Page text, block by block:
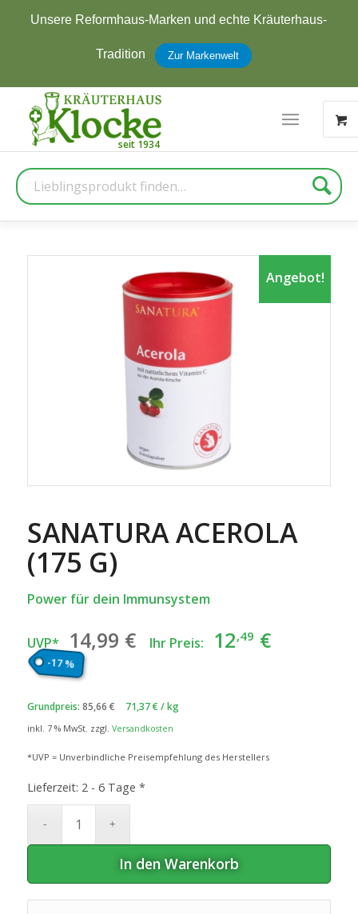
Unsere Reformhaus-Marken und echte Kräuterhaus-
Tradition Zur Markenwelt
Suche
Angebot!
SANATURA ACEROLA
(175 G)
Power für dein Immunsystem
UVP* 14,99 € Ursprünglicher
Preis
14
Ihr Preis: 12,49 €
-17 %
Grundpreis: 85,66 € 71,37€ /kg
inkl. 7 % MwSt. zzgl. Versandkosten
*UVP = Unverbindliche Preisempfehlung des Herstellers
Lieferzeit: 2 - 6 Tage *
In den Warenkorb